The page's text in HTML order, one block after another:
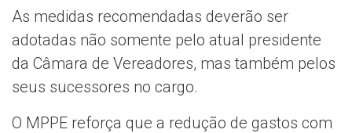
As medidas recomendadas deverão ser
adotadas não somente pelo atual presidente
da Câmara de Vereadores, mas também pelos
seus sucessores no cargo.
O MPPE reforça que a redução de gastos com